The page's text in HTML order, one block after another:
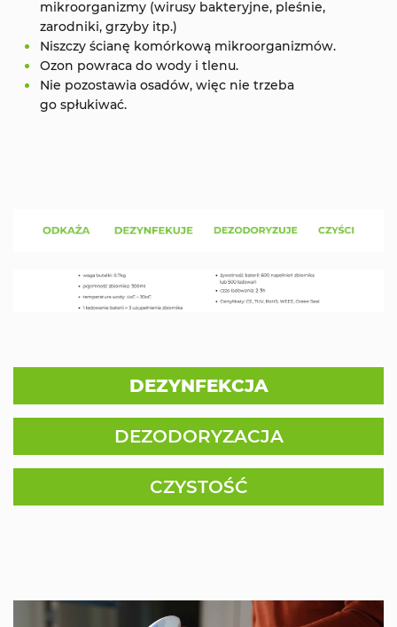
mikroorganizmy (wirusy bakteryjne, pleśnie,
zarodniki, grzyby itp.)
Niszczy ścianę komórkową mikroorganizmów.
Ozon powraca do wody i tlenu.
Nie pozostawia osadów, więc nie trzeba
go spłukiwać.
DEZYNFEKCJA
DEZODORYZACJA
CZYSTOŚĆ